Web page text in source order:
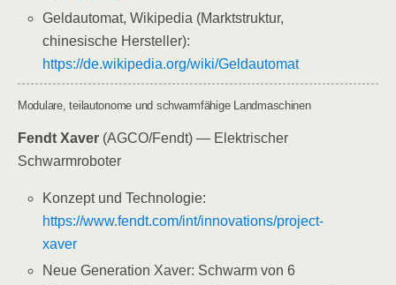
Geldautomat, Wikipedia (Marktstruktur,
chinesische Hersteller):
https://de.wikipedia.org/wiki/Geldautomat
Modulare, teilautonome und schwarmfähige Landmaschinen
Fendt Xaver (AGCO/Fendt) — Elektrischer
Schwarmroboter
Konzept und Technologie:
https://www.fendt.com/int/innovations/project-
xaver
Neue Generation Xaver: Schwarm von 6